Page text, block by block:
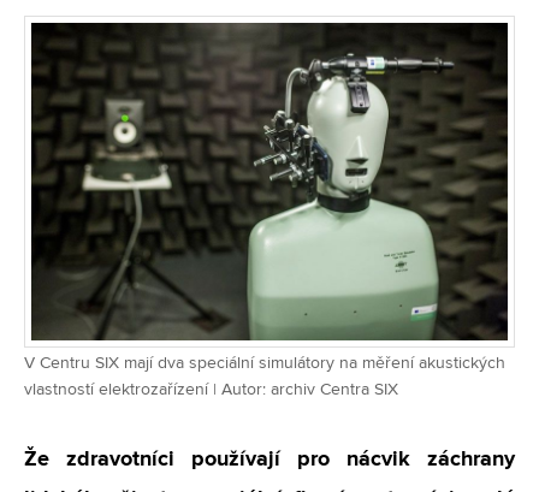
V Centru SIX mají dva speciální simulátory na měření akustických
vlastností elektrozařízení | Autor: archiv Centra SIX
Že zdravotníci používají pro nácvik záchrany